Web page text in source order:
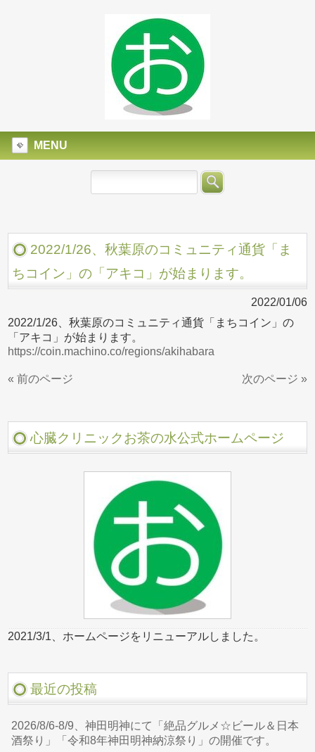
MENU
2022/1/26、秋葉原のコミュニティ通貨「ま
ちコイン」の「アキコ」が始まります。
2022/01/06
2022/1/26、秋葉原のコミュニティ通貨「まちコイン」の
「アキコ」が始まります。
https://coin.machino.co/regions/akihabara
« 前のページ 次のページ »
心臓クリニックお茶の水公式ホームページ
2021/3/1、ホームページをリニューアルしました。
最近の投稿
2026/8/6-8/9、神田明神にて「絶品グルメ☆ビール＆日本
酒祭り」「令和8年神田明神納涼祭り」の開催です。